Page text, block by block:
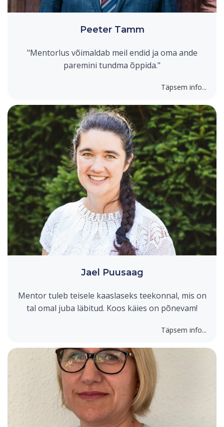
Peeter Tamm
"Mentorlus võimaldab meil endid ja oma ande
paremini tundma õppida."
Täpsem info...
Jael Puusaag
Mentor tuleb teisele kaaslaseks teekonnal, mis on
tal omal juba läbitud. Koos käies on põnevam!
Täpsem info...